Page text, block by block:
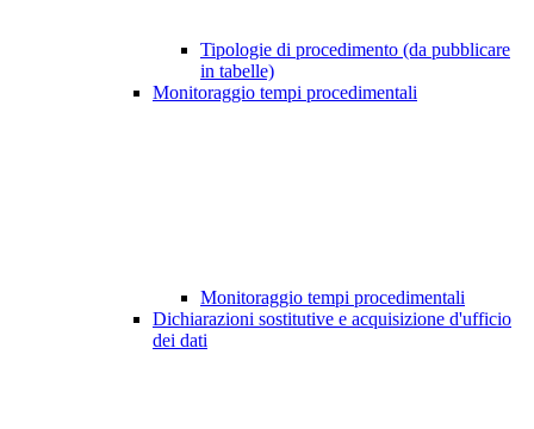
Tipologie di procedimento (da pubblicare
in tabelle)
Monitoraggio tempi procedimentali
Monitoraggio tempi procedimentali
Dichiarazioni sostitutive e acquisizione d'ufficio
dei dati